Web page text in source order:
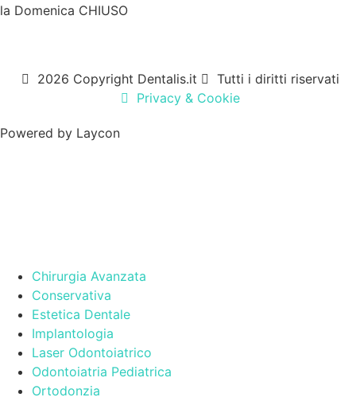
la Domenica CHIUSO
2026 Copyright Dentalis.it
Tutti i diritti riservati
Privacy & Cookie
Powered by Laycon
Chirurgia Avanzata
Conservativa
Estetica Dentale
Implantologia
Laser Odontoiatrico
Odontoiatria Pediatrica
Ortodonzia